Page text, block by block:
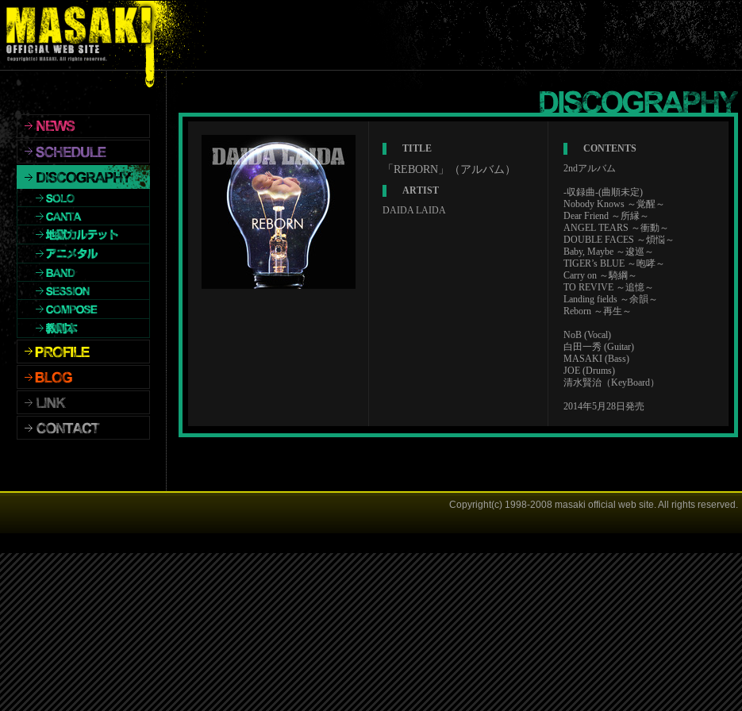
TITLE
「REBORN」（アルバム）
ARTIST
DAIDA LAIDA
CONTENTS
2ndアルバム
-収録曲-(曲順未定)
Nobody Knows ～覚醒～
Dear Friend ～所縁～
ANGEL TEARS ～衝動～
DOUBLE FACES ～煩悩～
Baby, Maybe ～逡巡～
TIGER’s BLUE ～咆哮～
Carry on ～騎綱～
TO REVIVE ～追憶～
Landing fields ～余韻～
Reborn ～再生～
NoB (Vocal)
白田一秀 (Guitar)
MASAKI (Bass)
JOE (Drums)
清水賢治（KeyBoard）
2014年5月28日発売
Copyright(c) 1998-2008 masaki official web site. All rights reserved.